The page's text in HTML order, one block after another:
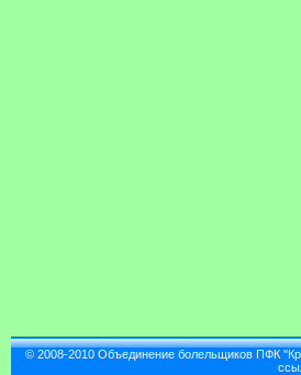
© 2008-2010 Объединение болельщиков ПФК